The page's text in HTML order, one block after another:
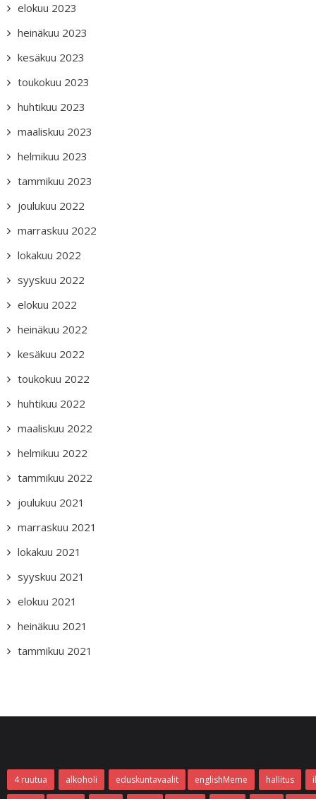
elokuu 2023
heinäkuu 2023
kesäkuu 2023
toukokuu 2023
huhtikuu 2023
maaliskuu 2023
helmikuu 2023
tammikuu 2023
joulukuu 2022
marraskuu 2022
lokakuu 2022
syyskuu 2022
elokuu 2022
heinäkuu 2022
kesäkuu 2022
toukokuu 2022
huhtikuu 2022
maaliskuu 2022
helmikuu 2022
tammikuu 2022
joulukuu 2021
marraskuu 2021
lokakuu 2021
syyskuu 2021
elokuu 2021
heinäkuu 2021
tammikuu 2021
4 ruutua alkoholi eduskuntavaalit englishMeme hallitus